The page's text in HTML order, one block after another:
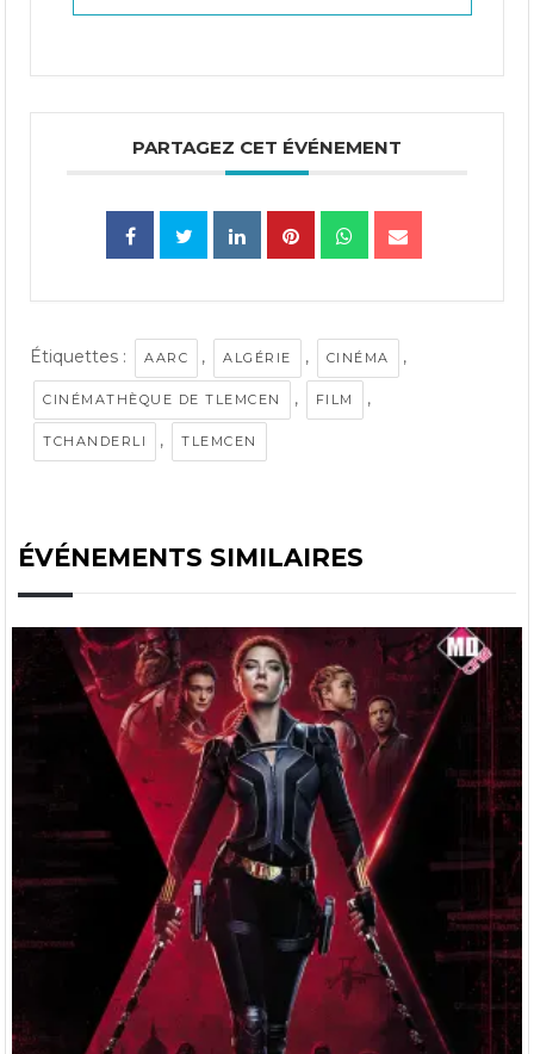
PARTAGEZ CET ÉVÉNEMENT
Étiquettes : AARC , ALGÉRIE , CINÉMA ,
CINÉMATHÈQUE DE TLEMCEN , FILM ,
TCHANDERLI , TLEMCEN
ÉVÉNEMENTS SIMILAIRES